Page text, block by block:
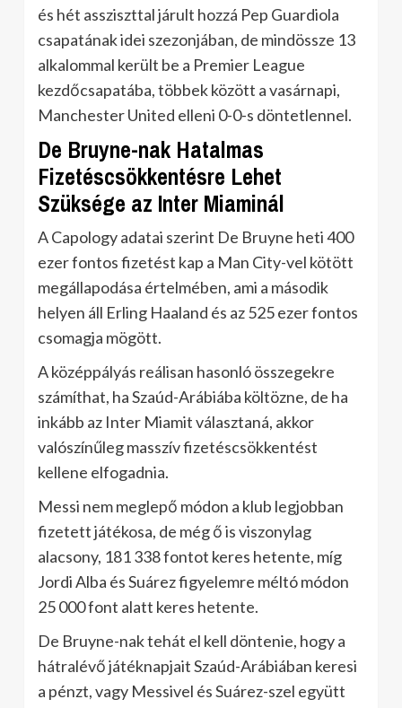
és hét assziszttal járult hozzá Pep Guardiola
csapatának idei szezonjában, de mindössze 13
alkalommal került be a Premier League
kezdőcsapatába, többek között a vasárnapi,
Manchester United elleni 0-0-s döntetlennel.
De Bruyne-nak Hatalmas
Fizetéscsökkentésre Lehet
Szüksége az Inter Miaminál
A Capology adatai szerint De Bruyne heti 400
ezer fontos fizetést kap a Man City-vel kötött
megállapodása értelmében, ami a második
helyen áll Erling Haaland és az 525 ezer fontos
csomagja mögött.
A középpályás reálisan hasonló összegekre
számíthat, ha Szaúd-Arábiába költözne, de ha
inkább az Inter Miamit választaná, akkor
valószínűleg masszív fizetéscsökkentést
kellene elfogadnia.
Messi nem meglepő módon a klub legjobban
fizetett játékosa, de még ő is viszonylag
alacsony, 181 338 fontot keres hetente, míg
Jordi Alba és Suárez figyelemre méltó módon
25 000 font alatt keres hetente.
De Bruyne-nak tehát el kell döntenie, hogy a
hátralévő játéknapjait Szaúd-Arábiában keresi
a pénzt, vagy Messivel és Suárez-szel együtt